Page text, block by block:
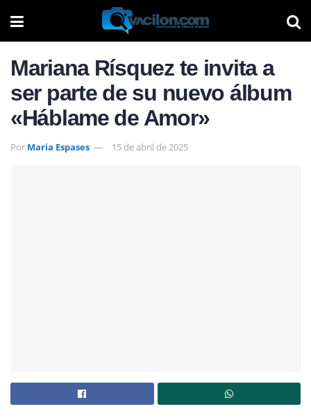
Mariana Rísquez te invita a
ser parte de su nuevo álbum
«Háblame de Amor»
Por Maria Espases 15 de abril de 2025